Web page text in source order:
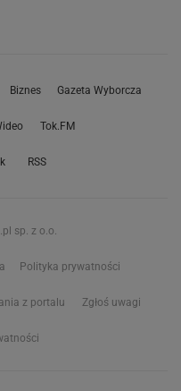
Biznes Gazeta Wyborcza
Tok.FM
RSS
sp. z o.o.
Polityka prywatności
z portalu Zgłoś uwagi